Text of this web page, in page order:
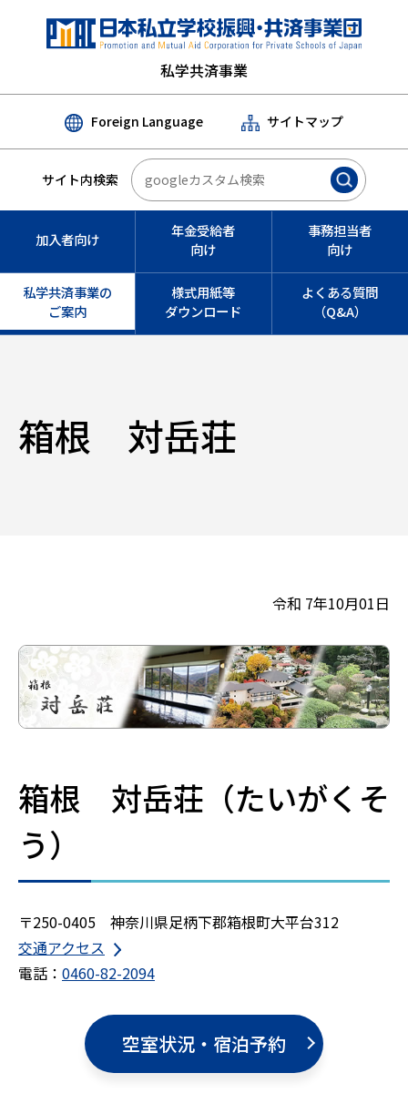
私学共済事業
Foreign Language サイトマップ
サイト内検索
加入者向け
年金受給者
向け
事務担当者
向け
私学共済事業の
ご案内
様式用紙等
ダウンロード
よくある質問
（Q&A）
箱根 対岳荘
令和 7年10月01日
箱根 対岳荘（たいがくそ
う）
〒250-0405 神奈川県足柄下郡箱根町大平台312
交通アクセス
電話： 0460-82-2094
空室状況・宿泊予約